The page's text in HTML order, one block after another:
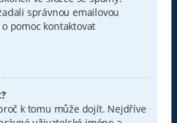
správnou emailovou
pomoc kontaktovat
k tomu může dojít. Nejdříve